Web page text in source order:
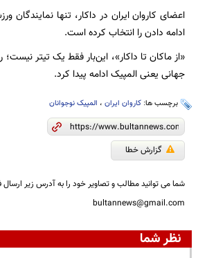
اعضای کاروان ایران در داکار، تنها
ادامه دادن را انتخاب کرده است.
«از ماکان تا داکار»، این‌بار فقط یک تیتر
جهانی یعنی المپیک ادامه پیدا کرد.
برچسب ها: کاروان ایران، المپیک نوجوانان
گزارش خطا
شما می توانید مطالب و تصاویر خود را به آدرس زیر ارسال
bultannews@gmail.com
نظر شما